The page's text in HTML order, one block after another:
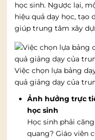
học sinh. Ngược lại,
hiệu quả dạy học, tạo
giúp trung tâm xây
Việc chọn lựa bảng
quả giảng dạy của
Ảnh hưởng trực
học sinh
Học sinh phải
quang? Giáo viên